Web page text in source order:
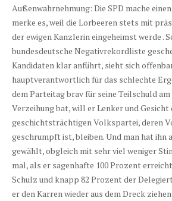
Außenwahrnehmung: Die SPD mache
merke es, weil die Lorbeeren stets mit
der ewigen Kanzlerin eingeheimst werde .
bundesdeutsche Negativrekordliste
Kandidaten klar anführt, sieht sich
hauptverantwortlich für das schlechte
dem Parteitag brav für seine Teilschuld
Verzeihung bat, will er Lenker und Gesicht
geschichtsträchtigen Volkspartei, deren
geschrumpft ist, bleiben. Und man hat ihn
gewählt, obgleich mit sehr viel weniger
mal, als er sagenhafte 100 Prozent
Schulz und knapp 82 Prozent der
er den Karren wieder aus dem Dreck